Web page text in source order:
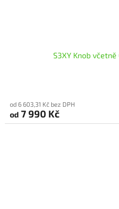
S3XY Knob
produktu
je
5,0
od 6 603,31 Kč bez DPH
od 7 990 Kč